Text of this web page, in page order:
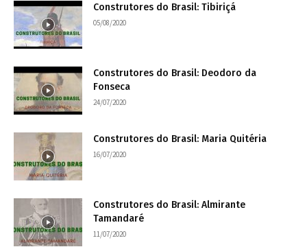
Construtores do Brasil: Tibiriçá
05/08/2020
Construtores do Brasil: Deodoro da
Fonseca
24/07/2020
Construtores do Brasil: Maria Quitéria
16/07/2020
Construtores do Brasil: Almirante
Tamandaré
11/07/2020